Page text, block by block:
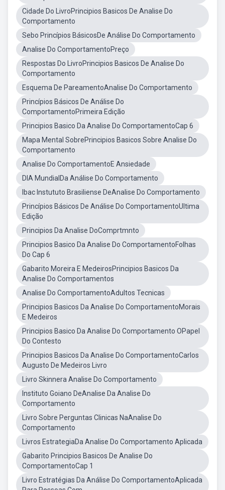
Cidade Do LivroPrincipios Basicos De Analise Do
Comportamento
Sebo Princípios BásicosDe Análise Do Comportamento
Analise Do ComportamentoPreço
Respostas Do LivroPrincipios Basicos De Analise Do
Comportamento
Esquema De PareamentoAnalise Do Comportamento
Princípios Básicos De Análise Do
ComportamentoPrimeira Edição
Principios Basico Da Analise Do ComportamentoCap 6
Mapa Mental SobrePrincipios Basicos Sobre Analise Do
Comportamento
Analise Do ComportamentoE Ansiedade
DIA MundialDa Análise Do Comportamento
Ibac Instututo Brasiliense DeAnalise Do Comportamento
Princípios Básicos De Análise Do ComportamentoUltima
Edição
Principios Da Analise DoComprtmnto
Principios Basico Da Analise Do ComportamentoFolhas
Do Cap 6
Gabarito Moreira E MedeirosPrincipios Basicos Da
Analise Do Comportamentos
Analise Do ComportamentoAdultos Tecnicas
Principios Basicos Da Analise Do ComportamentoMorais
E Medeiros
Principios Basico Da Analise Do Comportamento OPapel
Do Contesto
Principios Basicos Da Analise Do ComportamentoCarlos
Augusto De Medeiros Livro
Livro Skinnera Analise Do Comportamento
Instituto Goiano DeAnalise Da Analise Do
Comportamento
Livro Sobre Perguntas Clinicas NaAnalise Do
Comportamento
Livros EstrategiaDa Analise Do Comportamento Aplicada
Gabarito Principios Basicos De Analise Do
ComportamentoCap 1
Livro Estratégias Da Análise Do ComportamentoAplicada